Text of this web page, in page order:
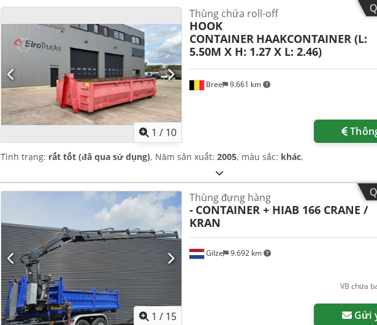
1 / 10
Bree 9.661 km
Thùng chứa roll-off
HOOK
CONTAINER HAAKCONTAINER (L:
5.50M X H: 1.27 X L: 2.46)
Tình trạng: rất tốt (đã qua sử dụng), Năm sản xuất: 2005, màu sắc: khác,
1 / 15
Gilze 9.692 km
Thùng đựng hàng
- CONTAINER + HIAB 166 CRANE /
KRAN
VB chưa
Gửi